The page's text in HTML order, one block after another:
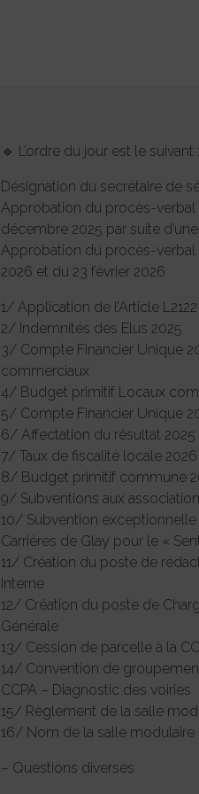
🔹 L’ordre du jour est le suivant :
Désignation du secrétaire de
Approbation du procès-verbal
décembre 2025 par suite
Approbation du procès-verbal
2026 et du 23 février 2026
1/ Application de l’Article
2/ Indemnités des Elus 2025
3/ Compte Financier Unique
commerciaux
4/ Budget primitif Locaux
5/ Compte Financier Unique
6/ Affectation du résultat
7/ Taux de fiscalité locale 2026
8/ Budget primitif commune
9/ Subventions aux
10/ Subvention exceptionnelle
Carrières de Glay pour le «
11/ Création du poste de
Interne
12/ Création du poste de
Générale
13/ Cession de parcelle à la
14/ Convention de
CCPA – Diagnostic des voiries
15/ Règlement de la salle
16/ Nom de la salle
– Questions diverses